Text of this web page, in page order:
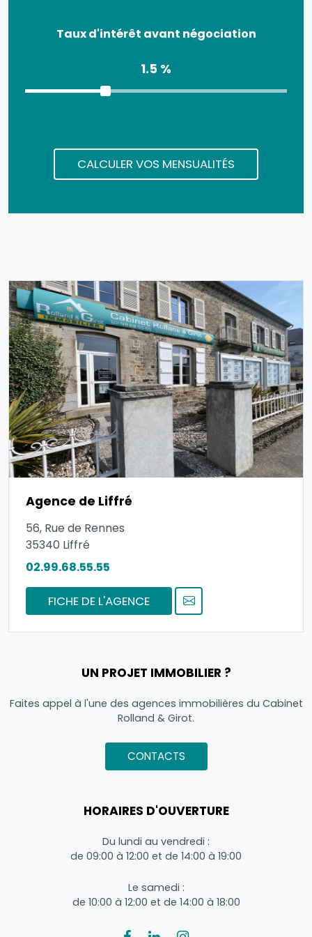
Taux d'intérêt avant négociation
1.5 %
Agence de Liffré
56, Rue de Rennes
35340 Liffré
02.99.68.55.55
FICHE DE L'AGENCE
UN PROJET IMMOBILIER ?
Faites appel à l'une des agences immobilières du Cabinet
Rolland & Girot.
CONTACTS
HORAIRES D'OUVERTURE
Du lundi au vendredi :
de 09:00 à 12:00 et de 14:00 à 19:00
Le samedi :
de 10:00 à 12:00 et de 14:00 à 18:00